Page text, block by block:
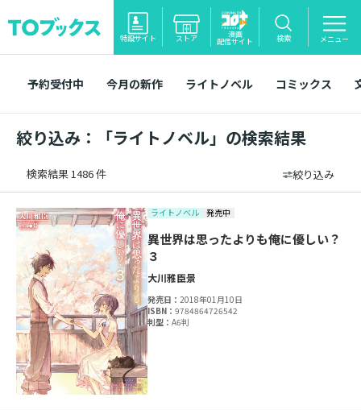
特設サイト ストア 漫画
配信サイト 検索 メニュー
予約受付中 今月の新作 ライトノベル コミックス
絞り込み：「ライトノベル」の検索結果
検索結果 1486 件 絞り込み
ライトノベル 発売中
異世界は思ったよりも俺に優しい？
３
大川雅臣景
発売日：2018年01月10日
ISBN：9784864726542
判型：A6判